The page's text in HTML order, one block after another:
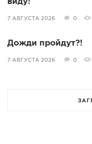
виду!
7 АВГУСТА 2026 0
Дожди пройдут?!
7 АВГУСТА 2026 0